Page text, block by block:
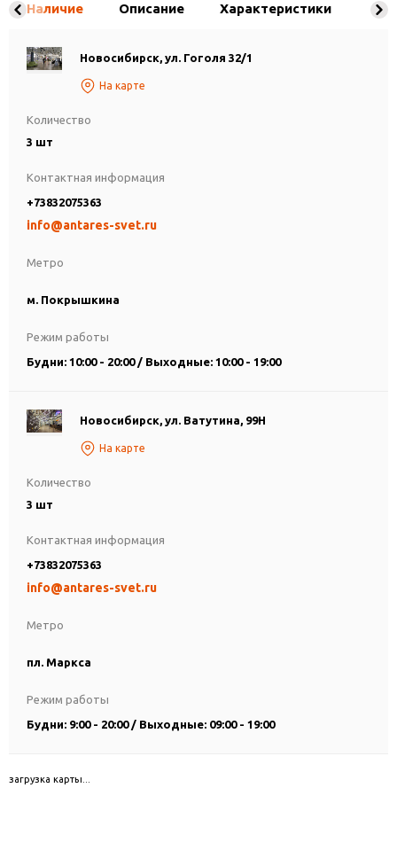
Наличие Описание Характеристики
Новосибирск, ул. Гоголя 32/1
На карте
Количество
3 шт
Метро
м. Покрышкина
Контактная информация
+73832075363
info@antares-svet.ru
Режим работы
Будни: 10:00 - 20:00 / Выходные: 10:00 - 19:00
Новосибирск, ул. Ватутина, 99Н
На карте
Количество
3 шт
Метро
пл. Маркса
Контактная информация
+73832075363
info@antares-svet.ru
Режим работы
Будни: 9:00 - 20:00 / Выходные: 09:00 - 19:00
загрузка карты...